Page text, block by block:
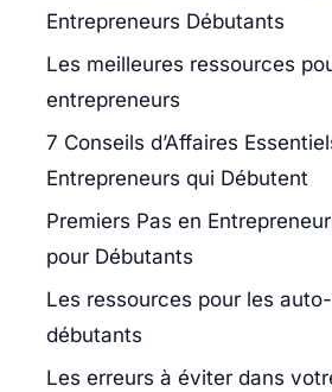
Entrepreneurs Débutants
Les meilleures ressources
entrepreneurs
7 Conseils d’Affaires
Entrepreneurs qui Débutent
Premiers Pas en
pour Débutants
Les ressources pour les
débutants
Les erreurs à éviter dans